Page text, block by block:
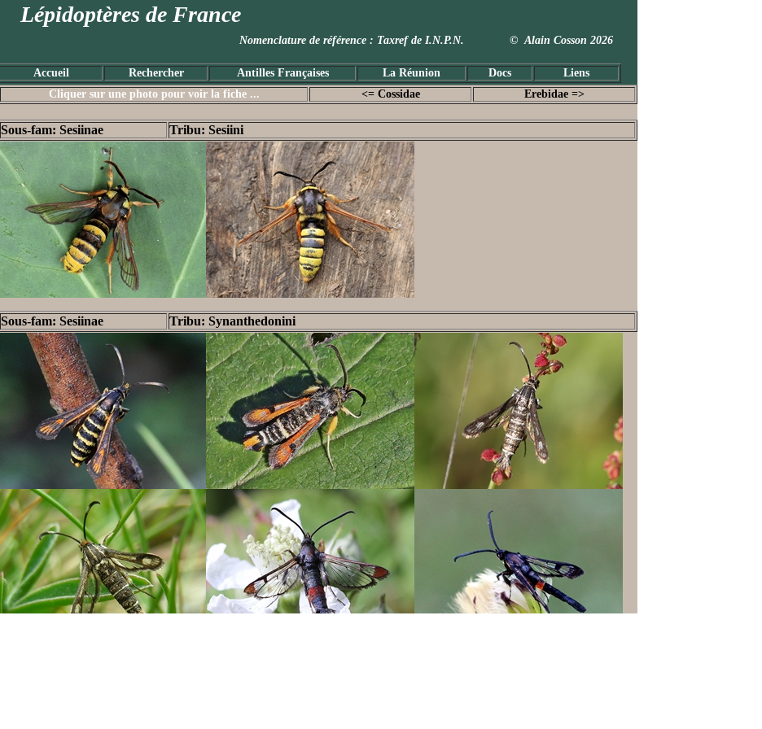
Lépidoptères de France
Nomenclature de référence : Taxref de I.N.P.N. © Alain Cosson 2026
Accueil Rechercher Antilles Françaises La Réunion Docs Liens
Cliquer sur une photo pour voir la fiche ... <= Cossidae Erebidae =>
Sous-fam: Sesiinae Tribu: Sesiini
Sous-fam: Sesiinae Tribu: Synanthedonini